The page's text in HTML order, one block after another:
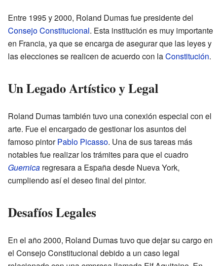
Entre 1995 y 2000, Roland Dumas fue presidente del
Consejo Constitucional. Esta institución es muy importante
en Francia, ya que se encarga de asegurar que las leyes y
las elecciones se realicen de acuerdo con laConstitución.
Un Legado Artístico y Legal
Roland Dumas también tuvo una conexión especial con el
arte. Fue el encargado de gestionar los asuntos del
famoso pintorPablo Picasso. Una de sus tareas más
notables fue realizar los trámites para que el cuadro
Guernica regresara a España desde Nueva York,
cumpliendo así el deseo final del pintor.
Desafíos Legales
En el año 2000, Roland Dumas tuvo que dejar su cargo en
el Consejo Constitucional debido a un caso legal